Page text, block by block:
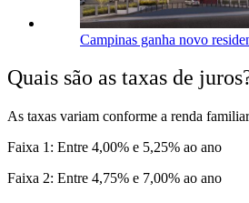
Campinas ganha novo
Quais são as taxas de
As taxas variam conforme a renda
Faixa 1: Entre 4,00% e 5,25% ao ano
Faixa 2: Entre 4,75% e 7,00% ao ano